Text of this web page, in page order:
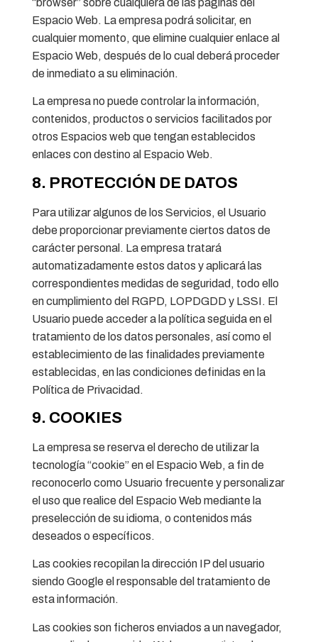
Espacio Web. La empresa podrá solicitar, en
cualquier momento, que elimine cualquier enlace al
Espacio Web, después de lo cual deberá proceder
de inmediato a su eliminación.
La empresa no puede controlar la información,
contenidos, productos o servicios facilitados por
otros Espacios web que tengan establecidos
enlaces con destino al Espacio Web.
8. PROTECCIÓN DE DATOS
Para utilizar algunos de los Servicios, el Usuario
debe proporcionar previamente ciertos datos de
carácter personal. La empresa tratará
automatizadamente estos datos y aplicará las
correspondientes medidas de seguridad, todo ello
en cumplimiento del RGPD, LOPDGDD y LSSI. El
Usuario puede acceder a la política seguida en el
tratamiento de los datos personales, así como el
establecimiento de las finalidades previamente
establecidas, en las condiciones definidas en la
Política de Privacidad.
9. COOKIES
La empresa se reserva el derecho de utilizar la
tecnología “cookie” en el Espacio Web, a fin de
reconocerlo como Usuario frecuente y personalizar
el uso que realice del Espacio Web mediante la
preselección de su idioma, o contenidos más
deseados o específicos.
Las cookies recopilan la dirección IP del usuario
siendo Google el responsable del tratamiento de
esta información.
Las cookies son ficheros enviados a un navegador,